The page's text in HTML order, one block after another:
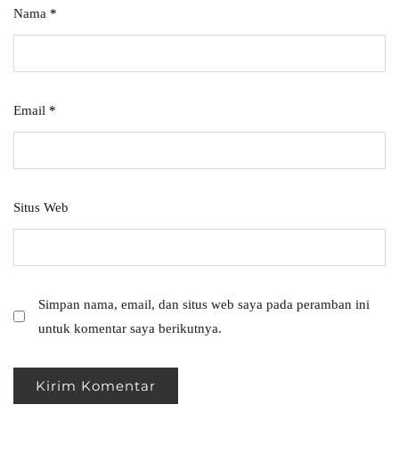
Nama *
Email *
Situs Web
Simpan nama, email, dan situs web saya pada peramban ini
untuk komentar saya berikutnya.